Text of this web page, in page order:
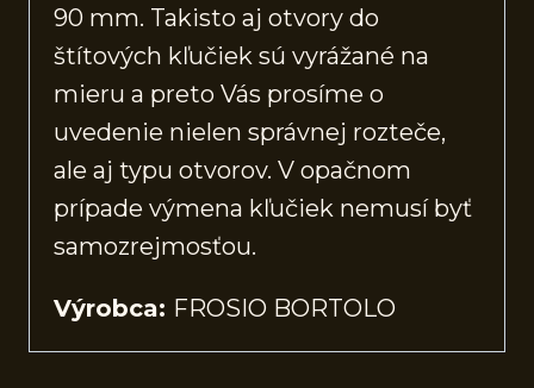
90 mm. Takisto aj otvory do
štítových kľučiek sú vyrážané na
mieru a preto Vás prosíme o
uvedenie nielen správnej rozteče,
ale aj typu otvorov. V opačnom
prípade výmena kľučiek nemusí byť
samozrejmosťou.
Výrobca: FROSIO BORTOLO